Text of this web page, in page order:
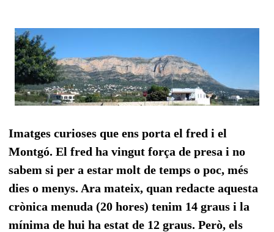
Imatges curioses que ens porta el fred i el
Montgó. El fred ha vingut força de presa i no
sabem si per a estar molt de temps o poc, més
dies o menys. Ara mateix, quan redacte aquesta
crònica menuda (20 hores) tenim 14 graus i la
mínima de hui ha estat de 12 graus. Però, els